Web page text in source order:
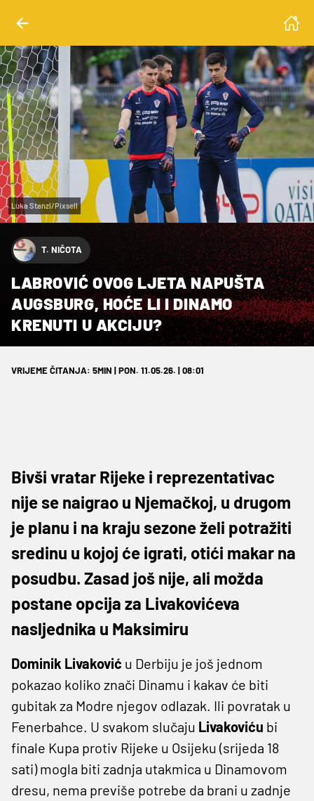
Luka Stanzl/Pixsell
T. NIČOTA
LABROVIĆ OVOG LJETA NAPUŠTA
AUGSBURG, HOĆE LI I DINAMO
KRENUTI U AKCIJU?
VRIJEME ČITANJA: 5MIN | PON. 11.05.26. | 08:01
Bivši vratar Rijeke i reprezentativac
nije se naigrao u Njemačkoj, u drugom
je planu i na kraju sezone želi potražiti
sredinu u kojoj će igrati, otići makar na
posudbu. Zasad još nije, ali možda
postane opcija za Livakovićeva
nasljednika u Maksimiru
Dominik Livaković u Derbiju je još jednom
pokazao koliko znači Dinamu i kakav će biti
gubitak za Modre njegov odlazak. Ili povratak u
Fenerbahce. U svakom slučaju Livakoviću bi
finale Kupa protiv Rijeke u Osijeku (srijeda 18
sati) mogla biti zadnja utakmica u Dinamovom
dresu, nema previše potrebe da brani u zadnje